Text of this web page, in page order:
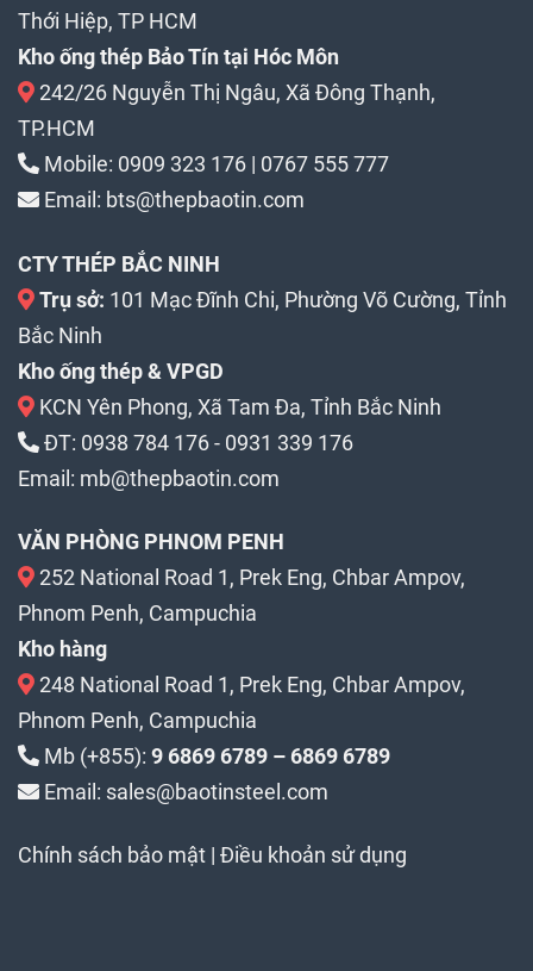
Thới Hiệp, TP HCM
Kho ống thép Bảo Tín tại Hóc Môn
242/26 Nguyễn Thị Ngâu, Xã Đông Thạnh,
TP.HCM
Mobile: 0909 323 176 | 0767 555 777
Email: bts@thepbaotin.com
CTY THÉP BẮC NINH
Trụ sở: 101 Mạc Đĩnh Chi, Phường Võ Cường, Tỉnh
Bắc Ninh
Kho ống thép & VPGD
KCN Yên Phong, Xã Tam Đa, Tỉnh Bắc Ninh
ĐT: 0938 784 176- 0931 339 176
Email: mb@thepbaotin.com
VĂN PHÒNG PHNOM PENH
252 National Road 1, Prek Eng, Chbar Ampov,
Phnom Penh, Campuchia
Kho hàng
248 National Road 1, Prek Eng, Chbar Ampov,
Phnom Penh, Campuchia
Mb (+855): 9 6869 6789 – 6869 6789
Email: sales@baotinsteel.com
Chính sách bảo mật | Điều khoản sử dụng